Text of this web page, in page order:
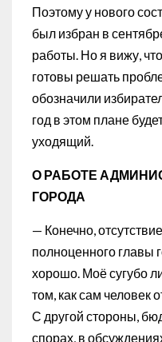
Поэтому у нового
был избран в
работы. Но я вижу,
готовы решать
обозначили
год в этом плане
уходящий.
О РАБОТЕ
ГОРОДА
— Конечно,
полноценного главы
хорошо. Моё сугубо
том, как сам человек
С другой стороны,
спорах, в